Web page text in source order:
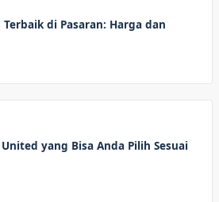
Terbaik di Pasaran: Harga dan
yang Bisa Anda Pilih Sesuai